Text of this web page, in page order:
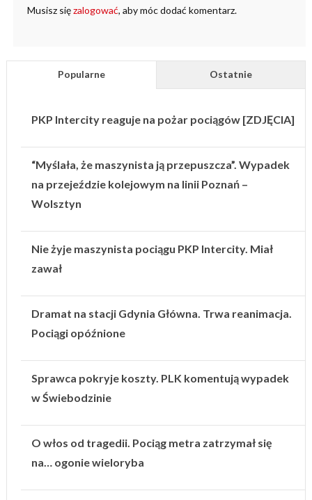
Musisz sięzalogować, aby móc dodać komentarz.
Popularne Ostatnie
PKP Intercity reaguje na pożar pociągów [ZDJĘCIA]
“Myślała, że maszynista ją przepuszcza”. Wypadek
na przejeździe kolejowym na linii Poznań –
Wolsztyn
Nie żyje maszynista pociągu PKP Intercity. Miał
zawał
Dramat na stacji Gdynia Główna. Trwa reanimacja.
Pociągi opóźnione
Sprawca pokryje koszty. PLK komentują wypadek
w Świebodzinie
O włos od tragedii. Pociąg metra zatrzymał się
na… ogonie wieloryba